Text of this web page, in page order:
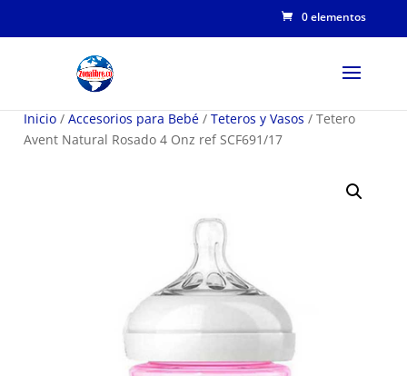
0 elementos
Inicio / Accesorios para Bebé / Teteros y Vasos / Tetero
Avent Natural Rosado 4 Onz ref SCF691/17